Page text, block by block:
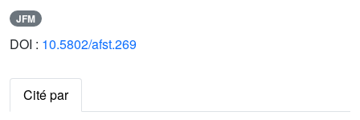
JFM
DOI : 10.5802/afst.269
Cité par